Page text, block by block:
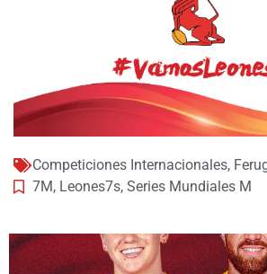
Competiciones Internacionales,
7M, Leones7s, Series Mundiales M